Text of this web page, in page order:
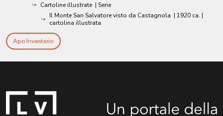
Cartoline illustrate | Serie
Il Monte San Salvatore visto da Castagnola | 1920 ca. |
cartolina illustrata
Apri Inventario